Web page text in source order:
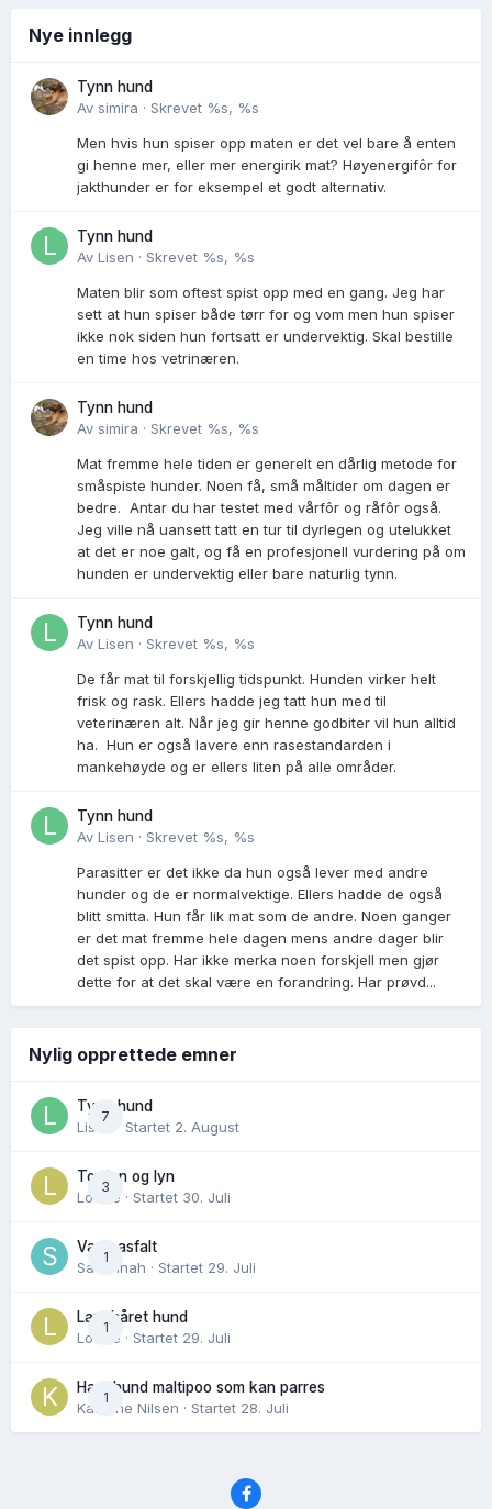
Nye innlegg
Tynn hund
Av simira · Skrevet %s, %s
Men hvis hun spiser opp maten er det vel bare å enten
gi henne mer, eller mer energirik mat? Høyenergifôr for
jakthunder er for eksempel et godt alternativ.
Tynn hund
Av Lisen · Skrevet %s, %s
Maten blir som oftest spist opp med en gang. Jeg har
sett at hun spiser både tørr for og vom men hun spiser
ikke nok siden hun fortsatt er undervektig. Skal bestille
en time hos vetrinæren.
Tynn hund
Av simira · Skrevet %s, %s
Mat fremme hele tiden er generelt en dårlig metode for
småspiste hunder. Noen få, små måltider om dagen er
bedre. Antar du har testet med vårfôr og råfôr også.
Jeg ville nå uansett tatt en tur til dyrlegen og utelukket
at det er noe galt, og få en profesjonell vurdering på om
hunden er undervektig eller bare naturlig tynn.
Tynn hund
Av Lisen · Skrevet %s, %s
De får mat til forskjellig tidspunkt. Hunden virker helt
frisk og rask. Ellers hadde jeg tatt hun med til
veterinæren alt. Når jeg gir henne godbiter vil hun alltid
ha. Hun er også lavere enn rasestandarden i
mankehøyde og er ellers liten på alle områder.
Tynn hund
Av Lisen · Skrevet %s, %s
Parasitter er det ikke da hun også lever med andre
hunder og de er normalvektige. Ellers hadde de også
blitt smitta. Hun får lik mat som de andre. Noen ganger
er det mat fremme hele dagen mens andre dager blir
det spist opp. Har ikke merka noen forskjell men gjør
dette for at det skal være en forandring. Har prøvd...
Nylig opprettede emner
7
Tynn hund
Lisen
· Startet 2. August
3
Torden og lyn
Lovise · Startet 30. Juli
1
Varm asfalt
Savannah · Startet 29. Juli
1
Langhåret hund
Lovise · Startet 29. Juli
1
Hannhund maltipoo som kan parres
Karoline Nilsen · Startet 28. Juli